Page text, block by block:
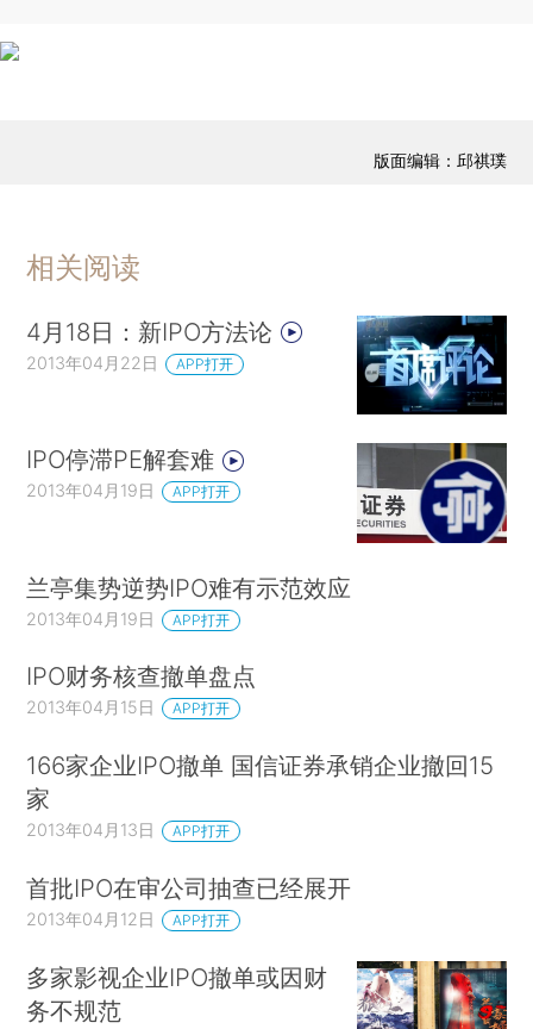
版面编辑：邱祺璞
相关阅读
4月18日：新IPO方法论
2013年04月22日 APP打开
IPO停滞PE解套难
2013年04月19日 APP打开
兰亭集势逆势IPO难有示范效应
2013年04月19日 APP打开
IPO财务核查撤单盘点
2013年04月15日 APP打开
166家企业IPO撤单 国信证券承销企业撤回15
家
2013年04月13日 APP打开
首批IPO在审公司抽查已经展开
2013年04月12日 APP打开
多家影视企业IPO撤单或因财
务不规范